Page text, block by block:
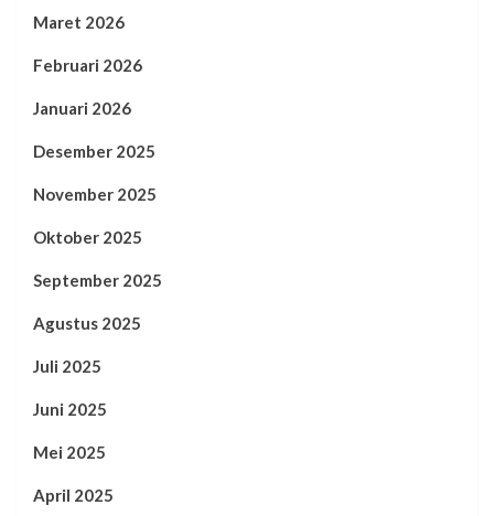
Maret 2026
Februari 2026
Januari 2026
Desember 2025
November 2025
Oktober 2025
September 2025
Agustus 2025
Juli 2025
Juni 2025
Mei 2025
April 2025